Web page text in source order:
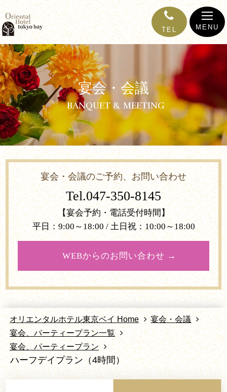
MENU
TEL
宴会・会議
BANQUET & MEETING
宴会・会議のご予約、お問い合わせ
Tel.047-350-8145
【宴会予約・電話受付時間】
平日：9:00～18:00 / 土日祝：10:00～18:00
WEBからのお問い合わせ
オリエンタルホテル東京ベイ Home
宴会・会議
宴会、パーティープラン一覧
宴会、パーティープラン
ハーフデイプラン（4時間）